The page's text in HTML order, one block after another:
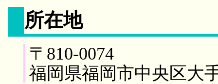
所在地
〒810-0074
福岡県福岡市中央区大